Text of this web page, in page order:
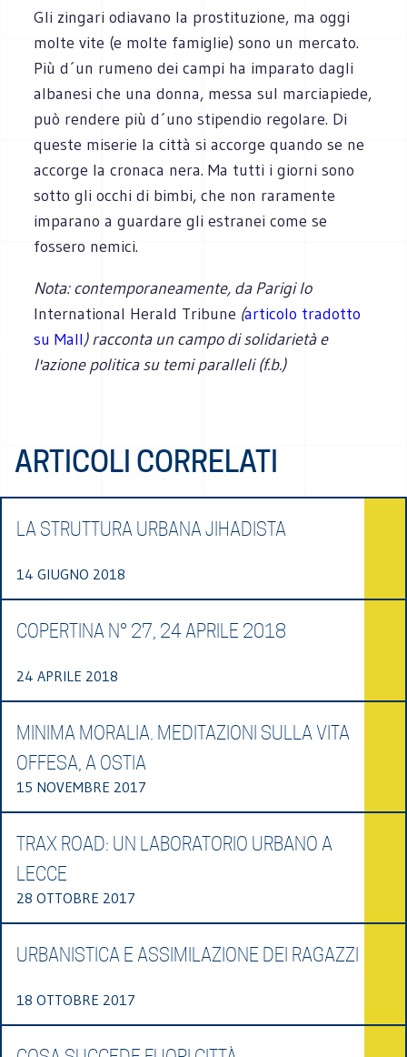
Gli zingari odiavano la prostituzione, ma oggi
molte vite (e molte famiglie) sono un mercato.
Più d´un rumeno dei campi ha imparato dagli
albanesi che una donna, messa sul marciapiede,
può rendere più d´uno stipendio regolare. Di
queste miserie la città si accorge quando se ne
accorge la cronaca nera. Ma tutti i giorni sono
sotto gli occhi di bimbi, che non raramente
imparano a guardare gli estranei come se
fossero nemici.
Nota: contemporaneamente, da Parigi lo
International Herald Tribune (articolo tradotto
su Mall) racconta un campo di solidarietà e
l'azione politica su temi paralleli (f.b.)
ARTICOLI CORRELATI
LA STRUTTURA URBANA JIHADISTA
14 GIUGNO 2018
COPERTINA N° 27, 24 APRILE 2018
24 APRILE 2018
MINIMA MORALIA. MEDITAZIONI SULLA VITA
OFFESA, A OSTIA
15 NOVEMBRE 2017
TRAX ROAD: UN LABORATORIO URBANO A
LECCE
28 OTTOBRE 2017
URBANISTICA E ASSIMILAZIONE DEI RAGAZZI
18 OTTOBRE 2017